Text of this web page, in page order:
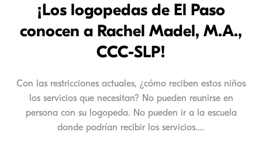
¡Los logopedas de El Paso
conocen a Rachel Madel, M.A.,
CCC-SLP!
Con las restricciones actuales, ¿cómo reciben estos niños
los servicios que necesitan? No pueden reunirse en
persona con su logopeda. No pueden ir a la escuela
donde podrían recibir los servicios....